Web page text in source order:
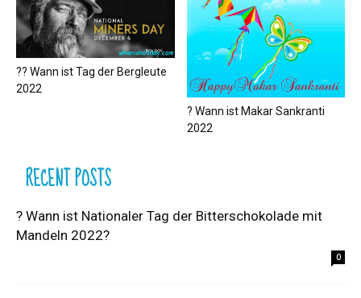
?‍? Wann ist Tag der Bergleute
2022
? Wann ist Makar Sankranti
2022
RECENT POSTS
? Wann ist Nationaler Tag der Bitterschokolade mit
Mandeln 2022?
0